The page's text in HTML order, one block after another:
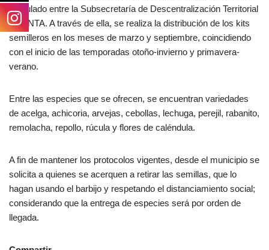
articulado entre la Subsecretaría de Descentralización Territorial
y el INTA. A través de ella, se realiza la distribución de los kits
semilleros en los meses de marzo y septiembre, coincidiendo
con el inicio de las temporadas otoño-invierno y primavera-
verano.
Entre las especies que se ofrecen, se encuentran variedades
de acelga, achicoria, arvejas, cebollas, lechuga, perejil, rabanito,
remolacha, repollo, rúcula y flores de caléndula.
A fin de mantener los protocolos vigentes, desde el municipio se
solicita a quienes se acerquen a retirar las semillas, que lo
hagan usando el barbijo y respetando el distanciamiento social;
considerando que la entrega de especies será por orden de
llegada.